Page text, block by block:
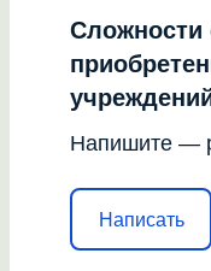
Сложности
Напишите —
Написать